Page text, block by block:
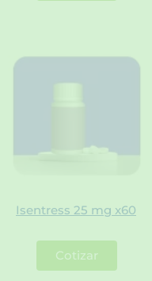
Isentress 25 mg x60
Cotizar